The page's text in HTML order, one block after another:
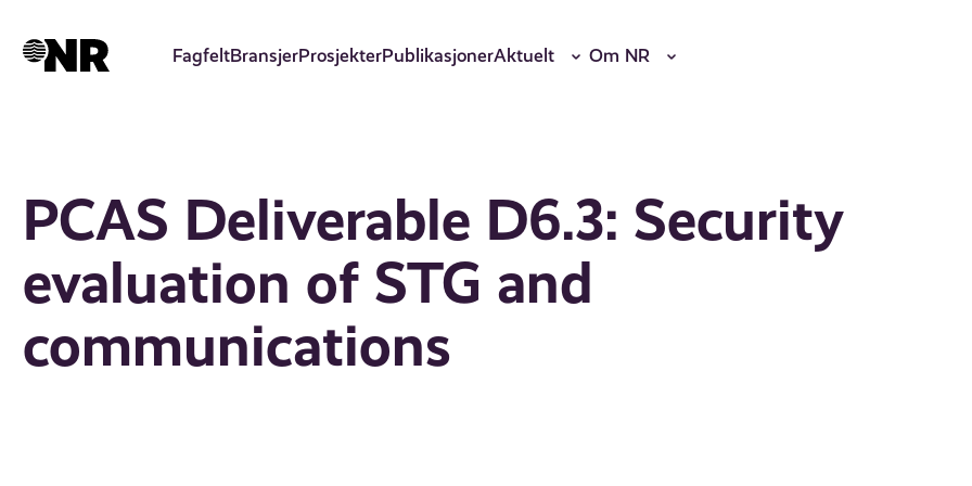
hovedinnhold
FagfeltBransjerProsjekterPublikasjonerAktuelt Om NR
PCAS Deliverable D6.3: Security
evaluation of STG and
communications